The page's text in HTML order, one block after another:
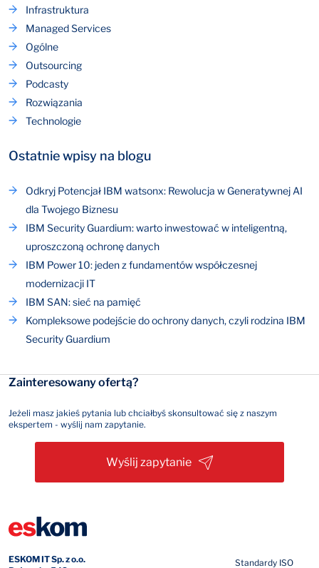
Infrastruktura
Managed Services
Ogólne
Outsourcing
Podcasty
Rozwiązania
Technologie
Ostatnie wpisy na blogu
Odkryj Potencjał IBM watsonx: Rewolucja w Generatywnej AI
dla Twojego Biznesu
IBM Security Guardium: warto inwestować w inteligentną,
uproszczoną ochronę danych
IBM Power 10: jeden z fundamentów współczesnej
modernizacji IT
IBM SAN: sieć na pamięć
Kompleksowe podejście do ochrony danych, czyli rodzina IBM
Security Guardium
ESKOM IT Sp. z o.o.
Standardy ISO
Zainteresowany ofertą?
Jeżeli masz jakieś pytania lub chciałbyś skonsultować się z naszym
ekspertem - wyślij nam zapytanie.
Wyślij zapytanie